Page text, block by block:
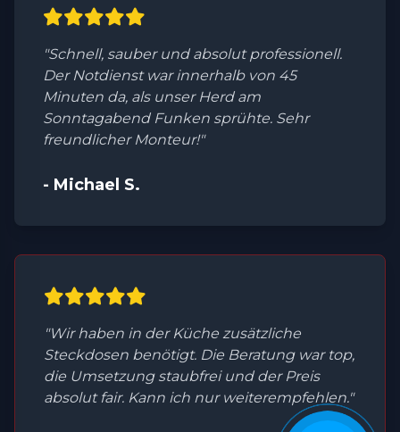
"Schnell, sauber und absolut professionell.
Der Notdienst war innerhalb von 45
Minuten da, als unser Herd am
Sonntagabend Funken sprühte. Sehr
freundlicher Monteur!"
- Michael S.
"Wir haben in der Küche zusätzliche
Steckdosen benötigt. Die Beratung war top,
die Umsetzung staubfrei und der Preis
absolut fair. Kann ich nur weiterempfehlen."